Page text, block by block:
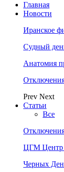
Главная
Новости
Иранское
Судный
Анатомия
Prev Next
Статьи
Все
ЦГМ Центр
Черных